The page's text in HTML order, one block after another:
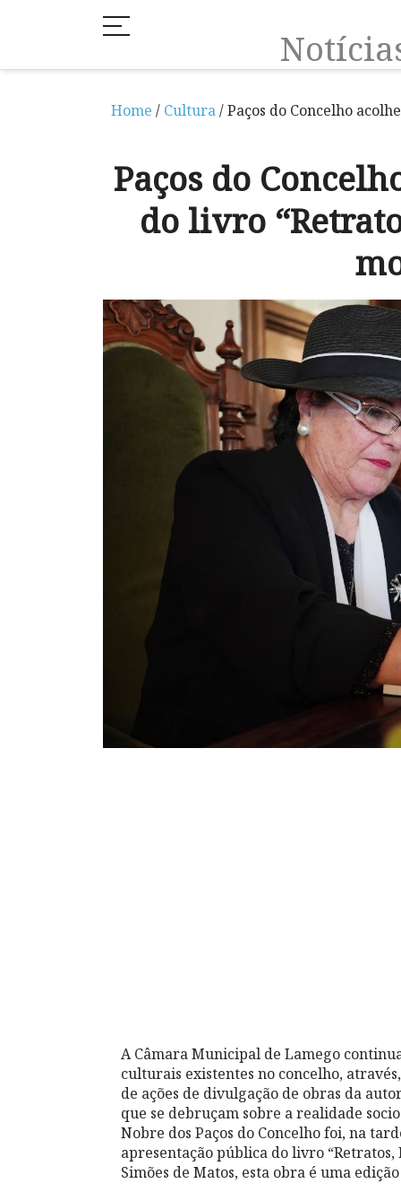
Home / Cultura/ Paços do Concelho
Paços do
do livro
A Câmara Municipal de Lamego
culturais existentes no concelho,
de ações de divulgação de obras da
que se debruçam sobre a realidade
Nobre dos Paços do Concelho foi, na
apresentação pública do livro
Simões de Matos, esta obra é uma